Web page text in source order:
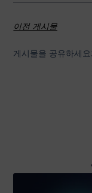
이전 게시물
게시물을 공유하세요: